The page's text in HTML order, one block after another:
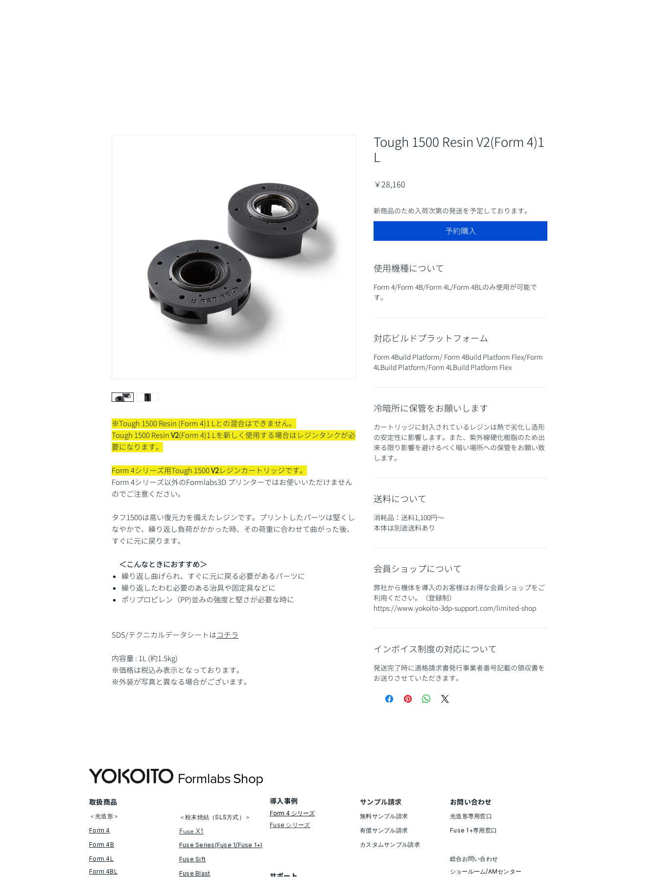
※Tough 1500 Resin (Form 4)1 Lとの混合はできません。
Tough 1500 ResinV2(Form 4)1 Lを新しく使用する場合はレジンタンクが必
要になります。
Form 4シリーズ用Tough 1500V2レジンカートリッジです。
Form 4シリーズ以外のFormlabs3D プリンターではお使いいただけません
のでご注意ください。
タフ1500は高い復元力を備えたレジンです。プリントしたパーツは堅くし
なやかで、繰り返し負荷がかかった時、その荷重に合わせて曲がった後、
すぐに元に戻ります。
＜こんなときにおすすめ＞
繰り返し曲げられ、すぐに元に戻る必要があるパーツに
繰り返したわむ必要のある治具や固定具などに
ポリプロピレン（PP)並みの強度と堅さが必要な時に
SDS/テクニカルデータシートはコチラ
内容量 : 1L (約1.5kg)
※価格は税込み表示となっております。
※外装が写真と異なる場合がございます。
Tough 1500 Resin V2(Form 4)1
L
￥28,160
新商品のため入荷次第の発送を予定しております。
予約購入
使用機種について
Form 4/Form 4B/Form 4L/Form 4BLのみ使用が可能で
す。
対応ビルドプラットフォーム
Form 4Build Platform/ Form 4Build Platform Flex/Form
4LBuild Platform/Form 4LBuild Platform Flex
冷暗所に保管をお願いします
カートリッジに封入されているレジンは熱で劣化し造形
の安定性に影響します。また、紫外線硬化樹脂のため出
来る限り影響を避けるべく暗い場所への保管をお願い致
します。
送料について
消耗品：送料1,100円〜
​本体は別途送料あり​
会員ショップについて
​弊社から機体を導入のお客様はお得な会員ショップをご
利用ください。（登録制）
https://www.yokoito-3dp-support.com/limited-shop
インボイス制度の対応について
発送完了時に適格請求書発行事業者番号記載の領収書を
お送りさせていただきます。​​
​取扱商品
＜光造形＞
Form 4
Form 4B
Form 4L
Form 4BL
＜粉末焼結（SLS方式）＞
Fuse X1
Fuse Series(Fuse 1/Fuse 1+)
Fuse Sift
​Fuse Blast
導入事例
Form 4 シリーズ
​Fuse シリーズ
サンプル請求
無料サンプル請求​
有償サンプル請求
​カスタムサンプル請求
お問い合わせ
光造形専用窓口
Fuse 1+専用窓口
総合お問い合わせ
ショールーム/AMセンター